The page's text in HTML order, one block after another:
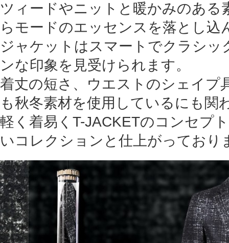
ツィードやニットと暖かみのある
らモードのエッセンスを落とし込
ジャケットはスマートでクラシッ
ンな印象を見受けられます。
着丈の短さ、ウエストのシェイプ
も秋冬素材を使用しているにも関
軽く着易くT-JACKETのコンセプ
いコレクションと仕上がっており